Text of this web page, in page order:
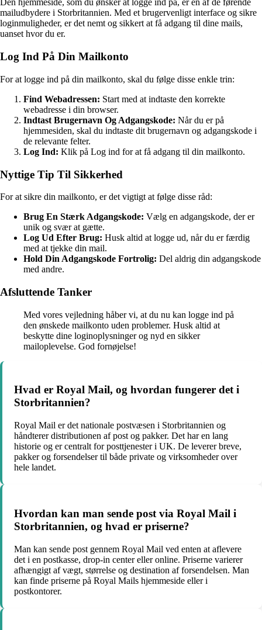
Den hjemmeside, som du ønsker at logge ind på, er en af de førende
mailudbydere i Storbritannien. Med et brugervenligt interface og sikre
loginmuligheder, er det nemt og sikkert at få adgang til dine mails,
uanset hvor du er.
Log Ind På Din Mailkonto
For at logge ind på din mailkonto, skal du følge disse enkle trin:
Find Webadressen: Start med at indtaste den korrekte
webadresse i din browser.
Indtast Brugernavn Og Adgangskode: Når du er på
hjemmesiden, skal du indtaste dit brugernavn og adgangskode i
de relevante felter.
Log Ind: Klik på Log ind for at få adgang til din mailkonto.
Nyttige Tip Til Sikkerhed
For at sikre din mailkonto, er det vigtigt at følge disse råd:
Brug En Stærk Adgangskode: Vælg en adgangskode, der er
unik og svær at gætte.
Log Ud Efter Brug: Husk altid at logge ud, når du er færdig
med at tjekke din mail.
Hold Din Adgangskode Fortrolig: Del aldrig din adgangskode
med andre.
Afsluttende Tanker
Med vores vejledning håber vi, at du nu kan logge ind på
den ønskede mailkonto uden problemer. Husk altid at
beskytte dine loginoplysninger og nyd en sikker
mailoplevelse. God fornøjelse!
Hvad er Royal Mail, og hvordan fungerer det i
Storbritannien?
Royal Mail er det nationale postvæsen i Storbritannien og
håndterer distributionen af post og pakker. Det har en lang
historie og er centralt for posttjenester i UK. De leverer breve,
pakker og forsendelser til både private og virksomheder over
hele landet.
Hvordan kan man sende post via Royal Mail i
Storbritannien, og hvad er priserne?
Man kan sende post gennem Royal Mail ved enten at aflevere
det i en postkasse, drop-in center eller online. Priserne varierer
afhængigt af vægt, størrelse og destination af forsendelsen. Man
kan finde priserne på Royal Mails hjemmeside eller i
postkontorer.